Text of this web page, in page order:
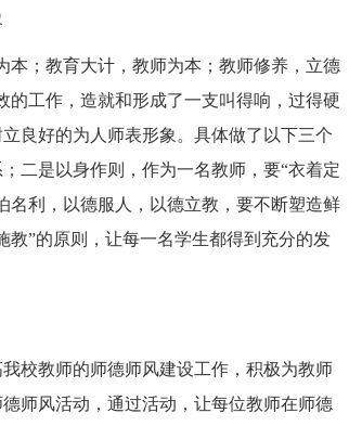
本；教育大计，教师为本；教师修养，立德
的工作，造就和形成了一支叫得响，过得硬
良好的为人师表形象。具体做了以下三个
二是以身作则，作为一名教师，要“衣着定
名利，以德服人，以德立教，要不断塑造鲜
”的原则，让每一名学生都得到充分的发
校教师的师德师风建设工作，积极为教师
师风活动，通过活动，让每位教师在师德